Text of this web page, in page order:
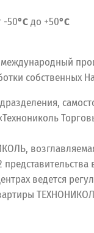
-50°Сдо +50°С
собственных
ведется